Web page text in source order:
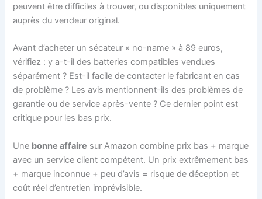
peuvent être difficiles à trouver, ou disponibles uniquement
auprès du vendeur original.
Avant d’acheter un sécateur « no-name » à 89 euros,
vérifiez : y a-t-il des batteries compatibles vendues
séparément ? Est-il facile de contacter le fabricant en cas
de problème ? Les avis mentionnent-ils des problèmes de
garantie ou de service après-vente ? Ce dernier point est
critique pour les bas prix.
Une bonne affaire sur Amazon combine prix bas + marque
avec un service client compétent. Un prix extrêmement bas
+ marque inconnue + peu d’avis = risque de déception et
coût réel d’entretien imprévisible.